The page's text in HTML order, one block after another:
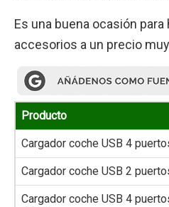
Es una buena ocasión
accesorios a un precio
Producto
Cargador coche USB 4
Cargador coche USB 2
Cargador coche USB 4